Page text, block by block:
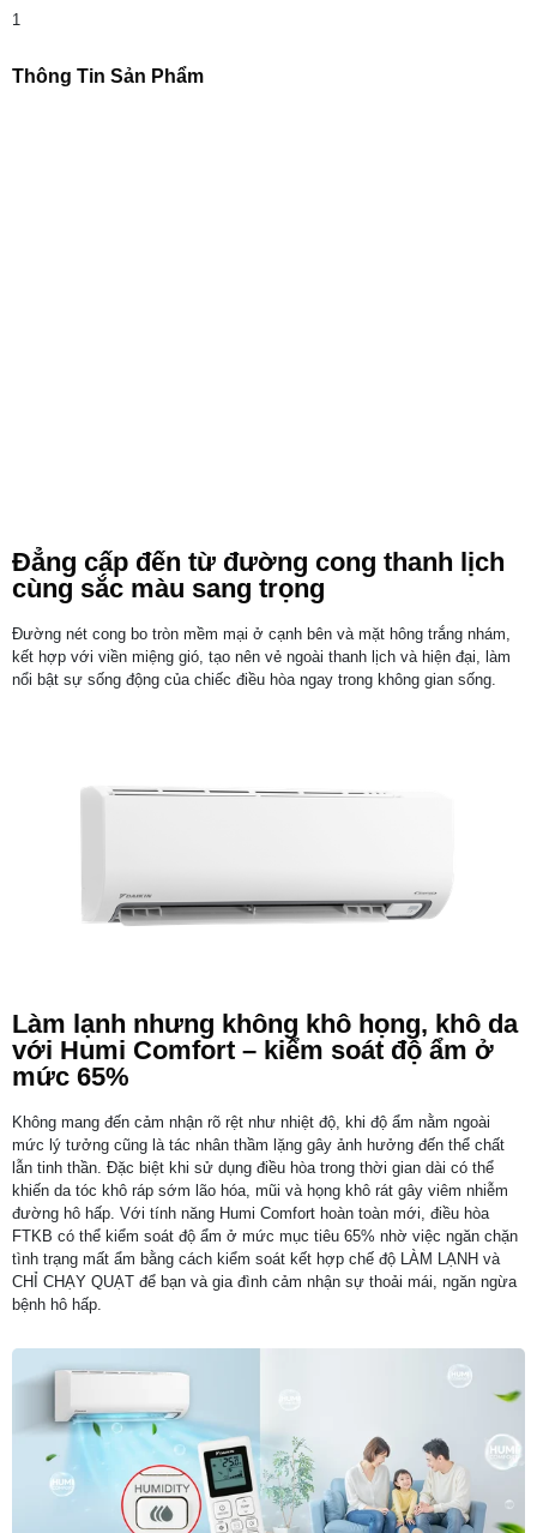
1
Thông Tin Sản Phẩm
Đẳng cấp đến từ đường cong thanh lịch
cùng sắc màu sang trọng
Đường nét cong bo tròn mềm mại ở cạnh bên và mặt hông trắng nhám,
kết hợp với viền miệng gió, tạo nên vẻ ngoài thanh lịch và hiện đại, làm
nổi bật sự sống động của chiếc điều hòa ngay trong không gian sống.
Làm lạnh nhưng không khô họng, khô da
với Humi Comfort – kiểm soát độ ẩm ở
mức 65%
Không mang đến cảm nhận rõ rệt như nhiệt độ, khi độ ẩm nằm ngoài
mức lý tưởng cũng là tác nhân thầm lặng gây ảnh hưởng đến thể chất
lẫn tinh thần. Đặc biệt khi sử dụng điều hòa trong thời gian dài có thể
khiến da tóc khô ráp sớm lão hóa, mũi và họng khô rát gây viêm nhiễm
đường hô hấp. Với tính năng Humi Comfort hoàn toàn mới, điều hòa
FTKB có thể kiểm soát độ ẩm ở mức mục tiêu 65% nhờ việc ngăn chặn
tình trạng mất ẩm bằng cách kiểm soát kết hợp chế độ LÀM LẠNH và
CHỈ CHẠY QUẠT để bạn và gia đình cảm nhận sự thoải mái, ngăn ngừa
bệnh hô hấp.